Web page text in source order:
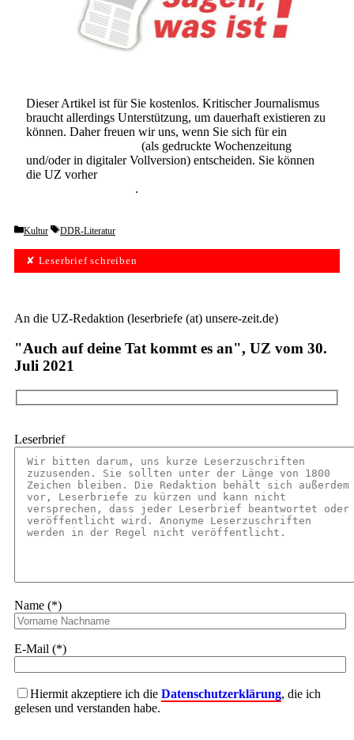
Dieser Artikel ist für Sie kostenlos. Kritischer Journalismus
braucht allerdings Unterstützung, um dauerhaft existieren zu
können. Daher freuen wir uns, wenn Sie sich für ein
(als gedruckte Wochenzeitung
und/oder in digitaler Vollversion) entscheiden. Sie können
die UZ vorher
.
Categories
Kultur Tags
DDR-Literatur
✘ Leserbrief schreiben
An die UZ-Redaktion (leserbriefe (at) unsere-zeit.de)
"Auch auf deine Tat kommt es an", UZ vom 30.
Juli 2021
Leserbrief
Name (*)
E-Mail (*)
Hiermit akzeptiere ich die Datenschutzerklärung, die ich
gelesen und verstanden habe.